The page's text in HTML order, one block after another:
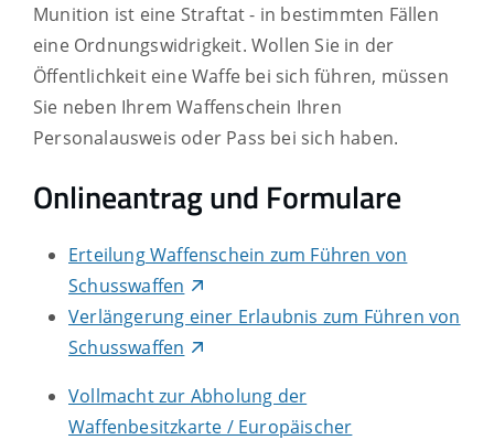
Munition ist eine Straftat - in bestimmten Fällen
eine Ordnungswidrigkeit. Wollen Sie in der
Öffentlichkeit eine Waffe bei sich führen, müssen
Sie neben Ihrem Waffenschein Ihren
Personalausweis oder Pass bei sich haben.
Onlineantrag und Formulare
Erteilung Waffenschein zum Führen von
Schusswaffen
Verlängerung einer Erlaubnis zum Führen von
Schusswaffen
Vollmacht zur Abholung der
Waffenbesitzkarte / Europäischer